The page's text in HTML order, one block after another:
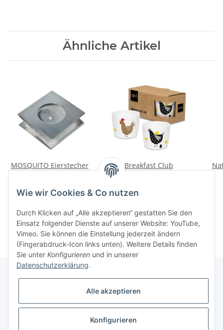
Ähnliche Artikel
MOSQUITO Eierstecher
Breakfast Club
Gesetzliche Informationen
Wie wir Cookies & Co nutzen
Durch Klicken auf „Alle akzeptieren“ gestatten Sie den
Einsatz folgender Dienste auf unserer Website: YouTube,
Vimeo. Sie können die Einstellung jederzeit ändern
(Fingerabdruck-Icon links unten). Weitere Details finden
Sie unter Konfigurieren und in unserer
Datenschutzerklärung.
Alle akzeptieren
Konfigurieren